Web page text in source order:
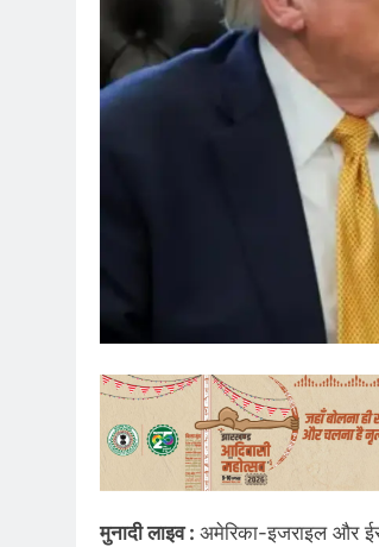
मुनादी लाइव : अमेरिका-इजराइल और